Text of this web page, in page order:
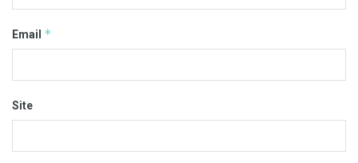
Email *
Site